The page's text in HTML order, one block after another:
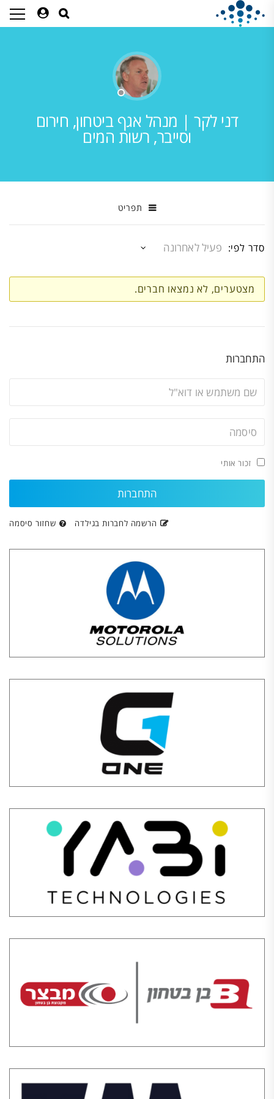
דני לקר | מנהל אגף ביטחון, חירום
וסייבר, רשות המים
תפריט
סדר לפי:
חברים
מצטערים, לא נמצאו חברים.
התחברות
זכור אותי
הרשמה לחברות בגילדה שחזור סיסמה